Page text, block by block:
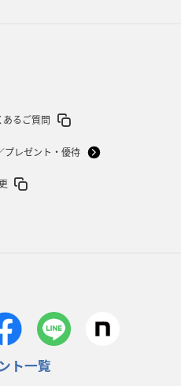
き出る」パスでトライ量産
るご質問
プレゼント・優待
ト一覧